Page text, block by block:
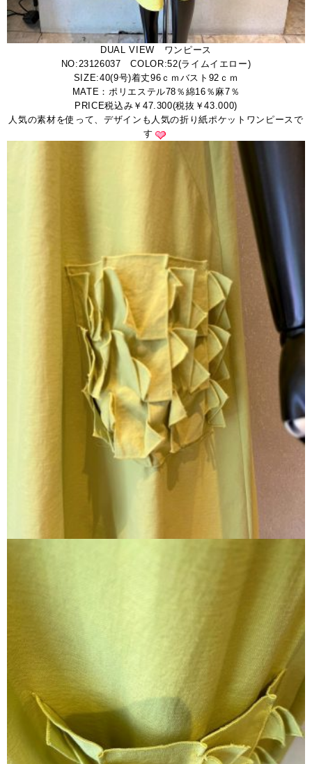
DUAL VIEW ワンピース
NO:23126037 COLOR:52(ライムイエロー)
SIZE:40(9号)着丈96ｃｍバスト92ｃｍ
MATE：ポリエステル78％綿16％麻7％
PRICE税込み￥47.300(税抜￥43.000)
人気の素材を使って、デザインも人気の折り紙ポケットワンピースで
す